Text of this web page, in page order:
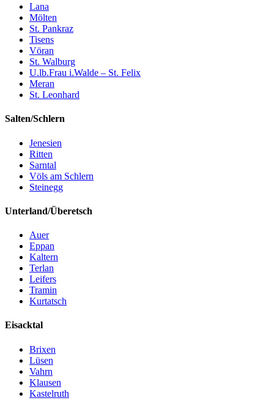
Lana
Mölten
St. Pankraz
Tisens
Vöran
St. Walburg
U.lb.Frau i.Walde – St. Felix
Meran
St. Leonhard
Salten/Schlern
Jenesien
Ritten
Sarntal
Völs am Schlern
Steinegg
Unterland/Überetsch
Auer
Eppan
Kaltern
Terlan
Leifers
Tramin
Kurtatsch
Eisacktal
Brixen
Lüsen
Vahrn
Klausen
Kastelruth